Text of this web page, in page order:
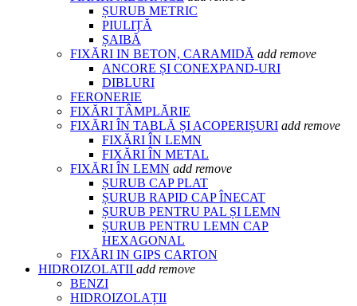
ȘURUB METRIC
PIULIȚĂ
ȘAIBĂ
FIXĂRI IN BETON, CARAMIDĂ add remove
ANCORE ȘI CONEXPAND-URI
DIBLURI
FERONERIE
FIXĂRI TÂMPLĂRIE
FIXĂRI ÎN TABLĂ ȘI ACOPERIȘURI add remove
FIXĂRI ÎN LEMN
FIXĂRI ÎN METAL
FIXĂRI ÎN LEMN add remove
ȘURUB CAP PLAT
ȘURUB RAPID CAP ÎNECAT
ȘURUB PENTRU PAL ȘI LEMN
ȘURUB PENTRU LEMN CAP
HEXAGONAL
FIXĂRI IN GIPS CARTON
HIDROIZOLATII add remove
BENZI
HIDROIZOLAȚII